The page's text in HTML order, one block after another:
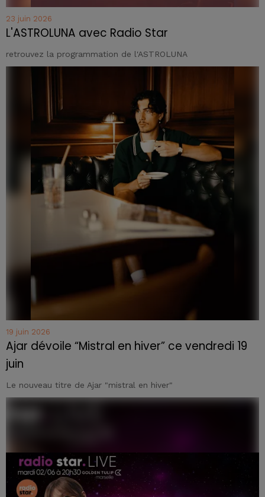
23 juin 2026
L'ASTROLUNA avec Radio Star
retrouvez la programmation de l'ASTROLUNA
19 juin 2026
Ajar dévoile “Mistral en hiver” ce vendredi 19
juin
Le nouveau titre de Ajar "mistral en hiver"